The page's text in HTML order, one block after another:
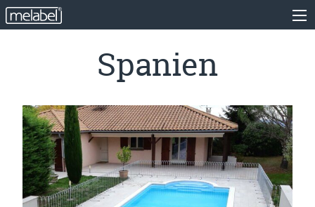
Spanien